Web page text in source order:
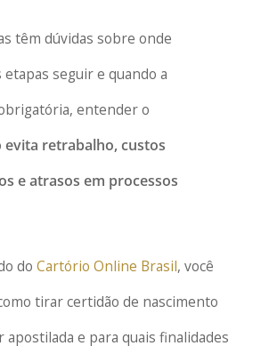
têm dúvidas sobre onde
seguir e quando a
entender o
evita retrabalho, custos
e atrasos em processos
do Cartório Online Brasil, você
tirar certidão de nascimento
e para quais finalidades